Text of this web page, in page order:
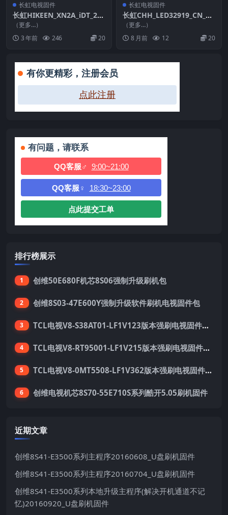
长虹电视固件
长虹HIKEEN_XN2A_iDT_2_3
2D3700i(LM8L)_V1.00011_
U盘刷机固件
（更多…）
3 年前
246 20
长虹电视固件
长虹CHH_LED32919_CN_RT
D2648_PCB5635-C_TPT315
B5_WX221_V2.30_2012121
0_U盘刷机固件
（更多…）
8 月前
12 20
有你更精彩，注册会员
点此注册
有问题，请联系
QQ客服♂ 9:00~21:00
QQ客服♀ 18:30~23:00
点此提交工单
排行榜展示
1 创维50E680F机芯8S06强制升级刷机包
2 创维8S03-47E600Y强制升级软件刷机电视固件包
3 TCL电视V8-S38AT01-LF1V123版本强刷电视固件包下载
4 TCL电视V8-RT95001-LF1V215版本强刷电视固件包下载
5 TCL电视V8-0MT5508-LF1V362版本强刷电视固件包下载
6 创维电视机芯8S70-55E710S系列酷开5.05刷机固件
近期文章
创维8S41-E3500系列主程序20160608_U盘刷机固件
创维8S41-E3500系列主程序20160704_U盘刷机固件
创维8S41-E3500系列本地升级主程序(解决开机通道不记
忆)20160920_U盘刷机固件